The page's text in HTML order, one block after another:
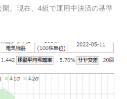
。現在、4組で運用中決済の基準